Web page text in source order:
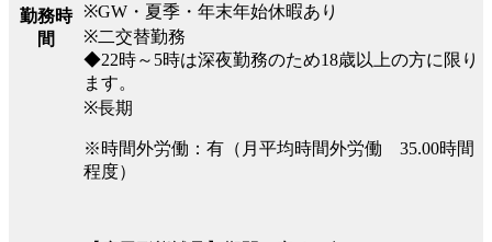
勤務時
間
※GW・夏季・年末年始休暇あり
※二交替勤務
◆22時～5時は深夜勤務のため18歳以上の方に限り
ます。
※長期
※時間外労働：有（月平均時間外労働 35.00時間
程度）